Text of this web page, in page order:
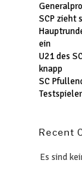
SCP zieht
ein
U21 des
knapp
SC
Recent
Es sind